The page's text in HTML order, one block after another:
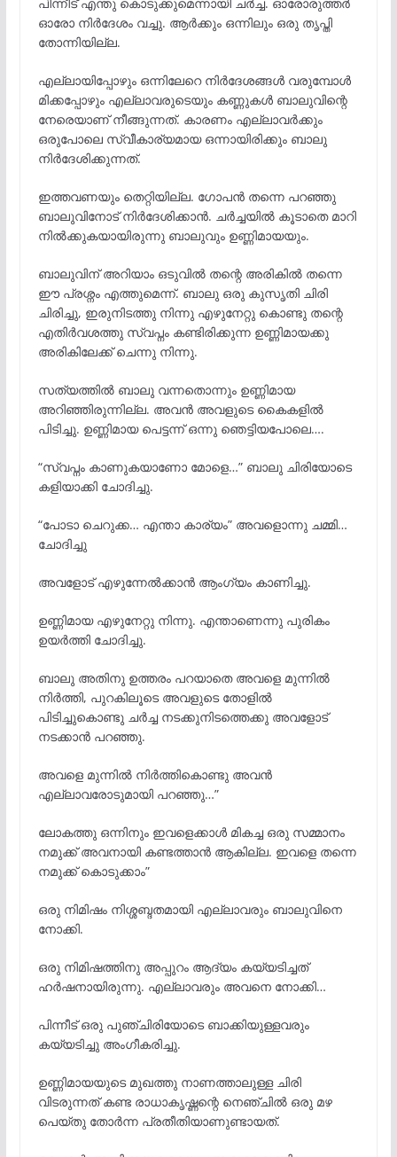
ഓരോ നിർദേശം വച്ചു. ആർക്കും ഒന്നിലും ഒരു തൃപ്തി
തോന്നിയില്ല.
എല്ലായിപ്പോഴും ഒന്നിലേറെ നിർദേശങ്ങൾ വരുമ്പോൾ
മിക്കപ്പോഴും എല്ലാവരുടെയും കണ്ണുകൾ ബാലുവിന്റെ
നേരെയാണ് നീങ്ങുന്നത്. കാരണം എല്ലാവർക്കും
ഒരുപോലെ സ്വീകാര്യമായ ഒന്നായിരിക്കും ബാലു
നിർദേശിക്കുന്നത്.
ഇത്തവണയും തെറ്റിയില്ല. ഗോപൻ തന്നെ പറഞ്ഞു
ബാലുവിനോട് നിർദേശിക്കാൻ. ചർച്ചയിൽ കൂടാതെ മാറി
നിൽക്കുകയായിരുന്നു ബാലുവും ഉണ്ണിമായയും.
ബാലുവിന് അറിയാം ഒടുവിൽ തന്റെ അരികിൽ തന്നെ
ഈ പ്രശ്നം എത്തുമെന്ന്. ബാലു ഒരു കുസൃതി ചിരി
ചിരിച്ചു, ഇരുനിടത്തു നിന്നു എഴുനേറ്റു കൊണ്ടു തന്റെ
എതിർവശത്തു സ്വപ്നം കണ്ടിരിക്കുന്ന ഉണ്ണിമായക്കു
അരികിലേക്ക് ചെന്നു നിന്നു.
സത്യത്തിൽ ബാലു വന്നതൊന്നും ഉണ്ണിമായ
അറിഞ്ഞിരുന്നില്ല. അവൻ അവളുടെ കൈകളിൽ
പിടിച്ചു. ഉണ്ണിമായ പെട്ടന്ന് ഒന്നു ഞെട്ടിയപോലെ….
“സ്വപ്നം കാണുകയാണോ മോളെ…” ബാലു ചിരിയോടെ
കളിയാക്കി ചോദിച്ചു.
“പോടാ ചെറുക്ക… എന്താ കാര്യം” അവളൊന്നു ചമ്മി…
ചോദിച്ചു
അവളോട്‌ എഴുന്നേൽക്കാൻ ആംഗ്യം കാണിച്ചു.
ഉണ്ണിമായ എഴുനേറ്റു നിന്നു. എന്താണെന്നു പുരികം
ഉയർത്തി ചോദിച്ചു.
ബാലു അതിനു ഉത്തരം പറയാതെ അവളെ മുന്നിൽ
നിർത്തി, പുറകിലൂടെ അവളുടെ തോളിൽ
പിടിച്ചുകൊണ്ടു ചർച്ച നടക്കുനിടത്തെക്കു അവളോട്‌
നടക്കാൻ പറഞ്ഞു.
അവളെ മുന്നിൽ നിർത്തികൊണ്ടു അവൻ
എല്ലാവരോടുമായി പറഞ്ഞു…”
ലോകത്തു ഒന്നിനും ഇവളെക്കാൾ മികച്ച ഒരു സമ്മാനം
നമുക്ക് അവനായി കണ്ടത്താൻ ആകില്ല. ഇവളെ തന്നെ
നമുക്ക് കൊടുക്കാം”
ഒരു നിമിഷം നിശ്ശബ്ദതമായി എല്ലാവരും ബാലുവിനെ
നോക്കി.
ഒരു നിമിഷത്തിനു അപ്പുറം ആദ്യം കയ്യടിച്ചത്
ഹർഷനായിരുന്നു. എല്ലാവരും അവനെ നോക്കി…
പിന്നീട് ഒരു പുഞ്ചിരിയോടെ ബാക്കിയുള്ളവരും
കയ്യടിച്ചു അംഗീകരിച്ചു.
ഉണ്ണിമായയുടെ മുഖത്തു നാണത്താലുള്ള ചിരി
വിടരുന്നത് കണ്ട രാധാകൃഷ്ണന്റെ നെഞ്ചിൽ ഒരു മഴ
പെയ്തു തോർന്ന പ്രതീതിയാണുണ്ടായത്.